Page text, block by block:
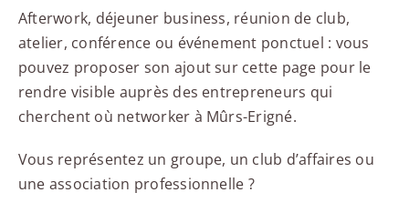
Afterwork, déjeuner business, réunion de club,
atelier, conférence ou événement ponctuel : vous
pouvez proposer son ajout sur cette page pour le
rendre visible auprès des entrepreneurs qui
cherchent où networker à Mûrs-Erigné.
Vous représentez un groupe, un club d’affaires ou
une association professionnelle ?